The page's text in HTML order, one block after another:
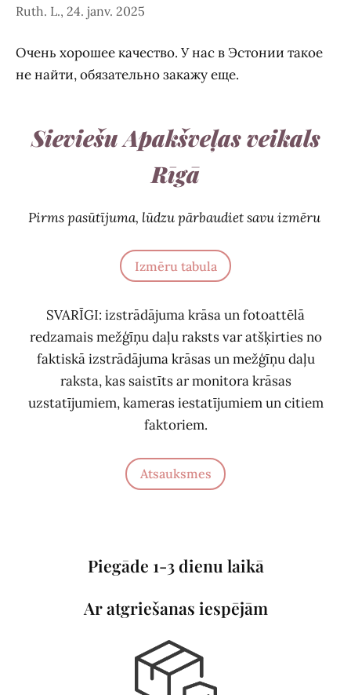
Sieviešu Apakšveļas veikals
Rīgā
Pirms pasūtījuma, lūdzu pārbaudiet savu izmēru
Izmēru tabula
SVARĪGI: izstrādājuma krāsa un fotoattēlā
redzamais mežģīņu daļu raksts var atšķirties no
faktiskā izstrādājuma krāsas un mežģīņu daļu
raksta, kas saistīts ar monitora krāsas
uzstatījumiem, kameras iestatījumiem un citiem
faktoriem.
Atsauksmes
Piegāde 1-3 dienu laikā
Ar atgriešanas iespējām
Ruth. L., 24. janv. 2025
Очень хорошее качество. У нас в Эстонии такое
не найти, обязательно закажу еще.